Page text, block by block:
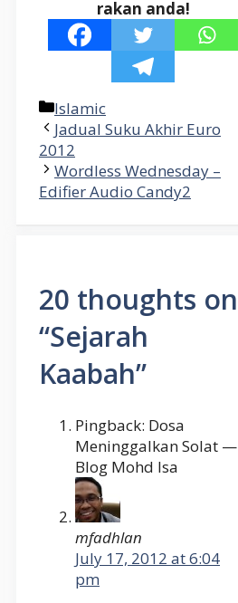
rakan anda!
Categories
Islamic
Jadual Suku Akhir Euro
2012
Wordless Wednesday –
Edifier Audio Candy2
20 thoughts on
“Sejarah
Kaabah”
Pingback: Dosa
Meninggalkan Solat —
Blog Mohd Isa
mfadhlan
July 17, 2012 at 6:04
pm